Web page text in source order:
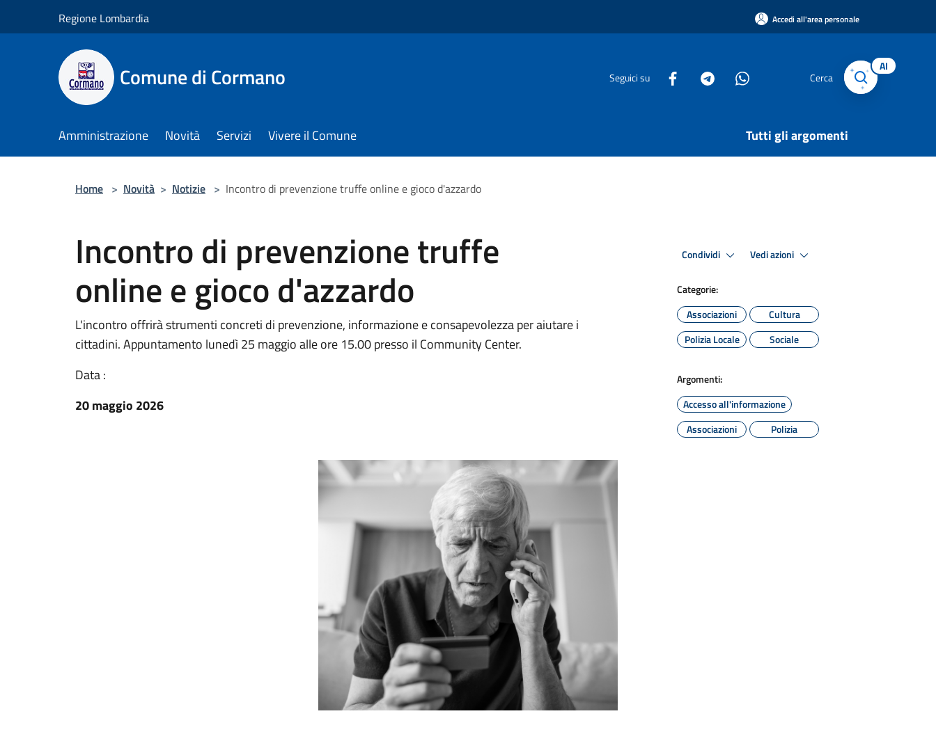
Regione Lombardia Accedi all'area personale
Comune di Cormano Seguici su Cerca
AI
Amministrazione Novità Servizi Vivere il Comune Tutti gli argomenti
Home > Novità > Notizie > Incontro di prevenzione truffe online e gioco d'azzardo
Incontro di prevenzione truffe
online e gioco d'azzardo
L'incontro offrirà strumenti concreti di prevenzione, informazione e consapevolezza per aiutare i
cittadini. Appuntamento lunedì 25 maggio alle ore 15.00 presso il Community Center.
Data :
20 maggio 2026
Condividi Vedi azioni
Categorie:
Associazioni
Cultura
Polizia Locale
Sociale
Argomenti:
Accesso all'informazione
Associazioni
Polizia